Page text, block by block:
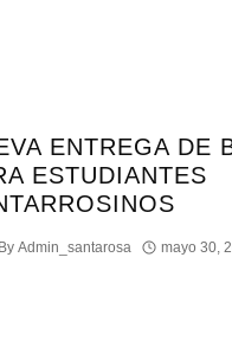
ENTREGA DE
ESTUDIANTES
By Admin_santarosa mayo 30,